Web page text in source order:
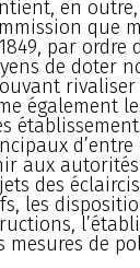
en
que
par ordre
de doter
rivaliser
également
d’entre
aux
des
les
mesures de